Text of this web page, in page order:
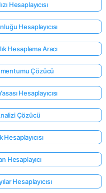
Hesaplayıcısı
Hesaplayıcısı
Hesaplama Aracı
Çözücü
Hesaplayıcısı
Çözücü
Hesaplayıcı
Hesaplayıcısı